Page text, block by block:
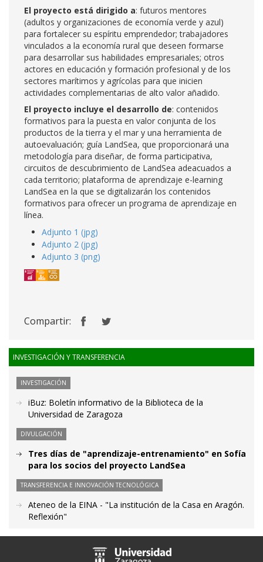
El proyecto está dirigido a: futuros mentores
(adultos y organizaciones de economía verde y azul)
para fortalecer su espíritu emprendedor; trabajadores
vinculados a la economía rural que deseen formarse
para desarrollar sus habilidades empresariales; otros
actores en educación y formación profesional y de los
sectores marítimos y agrícolas para que inicien
actividades complementarias de alto valor añadido.
El proyecto incluye el desarrollo de: contenidos
formativos para la puesta en valor conjunta de los
productos de la tierra y el mar y una herramienta de
autoevaluación; guía LandSea, que proporcionará una
metodología para diseñar, de forma participativa,
circuitos de descubrimiento de LandSea adeacuados a
cada territorio; plataforma de aprendizaje e-learning
LandSea en la que se digitalizarán los contenidos
formativos para ofrecer un programa de aprendizaje en
línea.
Adjunto 1 (jpg)
Adjunto 2 (jpg)
Adjunto 3 (png)
Compartir:
INVESTIGACIÓN Y TRANSFERENCIA
INVESTIGACIÓN
iBuz: Boletín informativo de la Biblioteca de la
Universidad de Zaragoza
DIVULGACIÓN
Tres días de "aprendizaje-entrenamiento" en Sofía
para los socios del proyecto LandSea
TRANSFERENCIA E INNOVACIÓN TECNOLÓGICA
Ateneo de la EINA - "La institución de la Casa en Aragón.
Reflexión"